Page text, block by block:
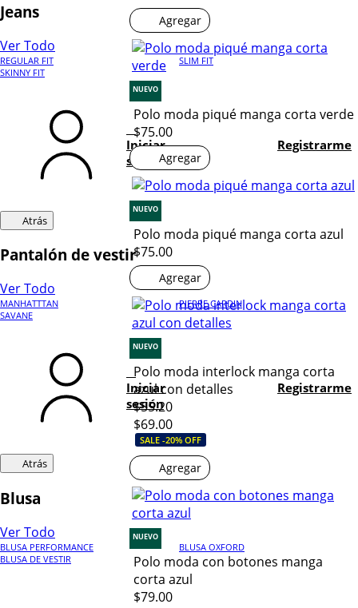
Jeans
Ver Todo
REGULAR FIT
SLIM FIT
SKINNY FIT
Iniciar
sesión
Registrarme
Atrás
Pantalón de vestir
Ver Todo
MANHATTTAN
PIERRE CARDIN
SAVANE
Iniciar
sesión
Registrarme
Atrás
Blusa
Ver Todo
BLUSA PERFORMANCE
BLUSA OXFORD
BLUSA DE VESTIR
Agregar
NUEVO
Polo moda piqué manga corta verde
$75.00
Agregar
NUEVO
Polo moda piqué manga corta azul
$75.00
Agregar
NUEVO
Polo moda interlock manga corta
azul con detalles
$55.20
$69.00
SALE -20% OFF
Agregar
NUEVO
Polo moda con botones manga
corta azul
$79.00